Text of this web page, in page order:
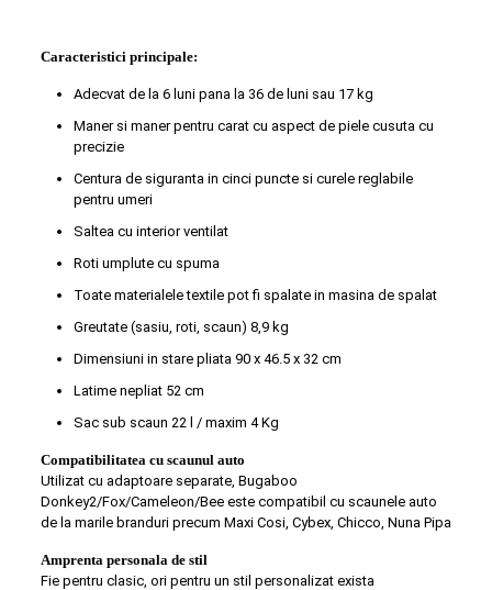
Caracteristici principale:
Adecvat de la 6 luni pana la 36 de luni sau 17 kg
Maner si maner pentru carat cu aspect de piele cusuta cu
precizie
Centura de siguranta in cinci puncte si curele reglabile
pentru umeri
Saltea cu interior ventilat
Roti umplute cu spuma
Toate materialele textile pot fi spalate in masina de spalat
Greutate (sasiu, roti, scaun) 8,9 kg
Dimensiuni in stare pliata 90 x 46.5 x 32 cm
Latime nepliat 52 cm
Sac sub scaun 22 l / maxim 4 Kg
Compatibilitatea cu scaunul auto
Utilizat cu adaptoare separate, Bugaboo
Donkey2/Fox/Cameleon/Bee este compatibil cu scaunele auto
de la marile branduri precum Maxi Cosi, Cybex, Chicco, Nuna Pipa
Amprenta personala de stil
Fie pentru clasic, ori pentru un stil personalizat exista